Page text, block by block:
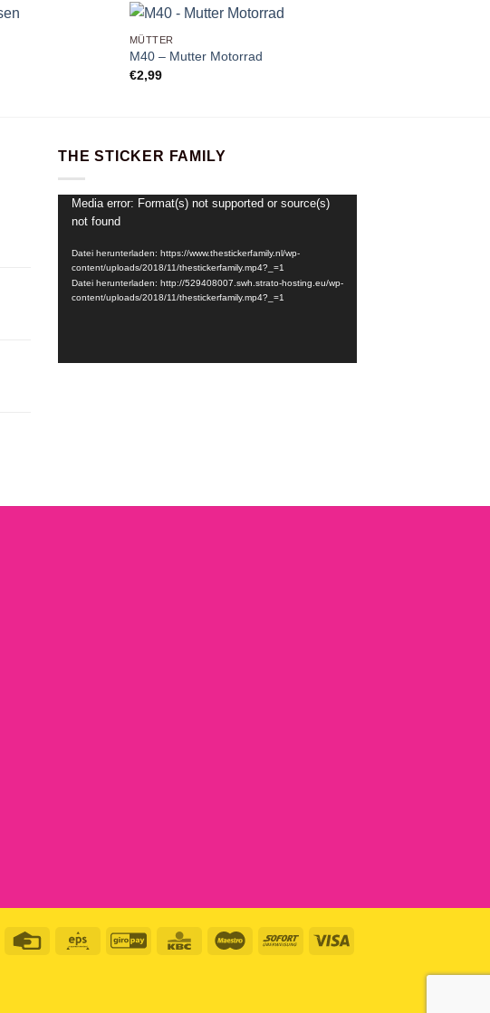
+
MÜTTER
M40 – Mutter Motorrad
€2,99
THE STICKER FAMILY
Video-
Player
Media error: Format(s) not supported or source(s)
not found
Datei herunterladen: https://www.thestickerfamily.nl/wp-
content/uploads/2018/11/thestickerfamily.mp4?_=1
Datei herunterladen: http://529408007.swh.strato-hosting.eu/wp-
content/uploads/2018/11/thestickerfamily.mp4?_=1
BancontactCredit
Eps GiroPay KBC Maestro Sofort